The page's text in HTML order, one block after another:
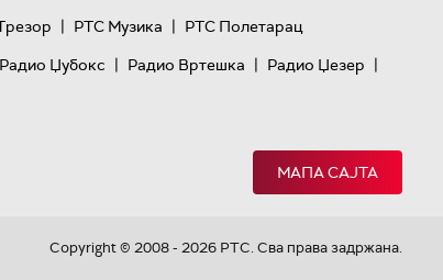
| РТС Музика | РТС Полетарац
Радио Џубокс | Радио Вртешка | Радио Џезер |
МАПА САЈТА
Copyright © 2008 - 2026 РТС. Сва права задржана.